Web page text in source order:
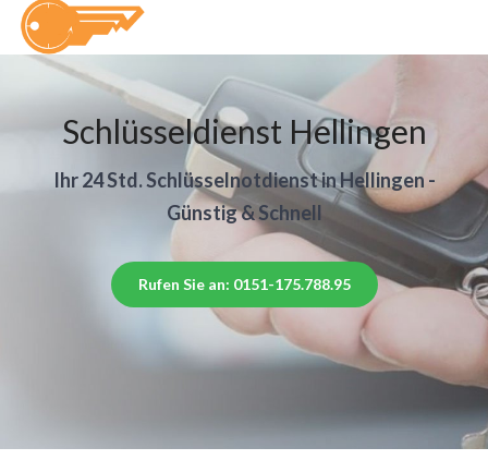
Schlüsseldienst Hellingen
Ihr 24 Std. Schlüsselnotdienst in Hellingen -
Günstig & Schnell
Rufen Sie an: 0151-175.788.95